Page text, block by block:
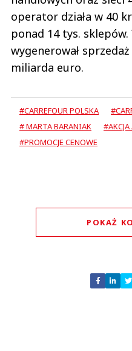
operator działa w 40
ponad 14 tys.
wygenerował
miliarda euro.
#CARREFOUR POLSKA
# MARTA BARANIAK
#PROMOCJE CENOWE
POKAŻ
Nie
Zostaw